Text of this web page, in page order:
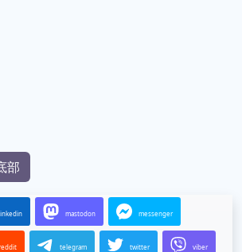
部
mastodon messenger
telegram twitter viber